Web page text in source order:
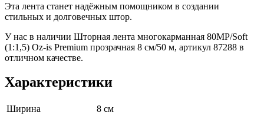
Эта лента станет надёжным помощником в создании
стильных и долговечных штор.
У нас в наличии Шторная лента многокарманная 80MP/Soft
(1:1,5) Oz-is Premium прозрачная 8 см/50 м, артикул 87288 в
отличном качестве.
Характеристики
Ширина
8 см